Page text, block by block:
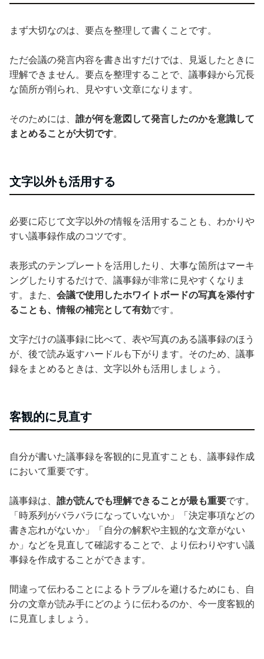
まず大切なのは、要点を整理して書くことです。
ただ会議の発言内容を書き出すだけでは、見返したときに
理解できません。要点を整理することで、議事録から冗長
な箇所が削られ、見やすい文章になります。
そのためには、 誰が何を意図して発言したのかを意識して
まとめることが大切です。
文字以外も活用する
必要に応じて文字以外の情報を活用することも、わかりや
すい議事録作成のコツです。
表形式のテンプレートを活用したり、大事な箇所はマーキ
ングしたりするだけで、議事録が非常に見やすくなりま
す。また、 会議で使用したホワイトボードの写真を添付す
ることも、情報の補完として有効です。
文字だけの議事録に比べて、表や写真のある議事録のほう
が、後で読み返すハードルも下がります。そのため、議事
録をまとめるときは、文字以外も活用しましょう。
客観的に見直す
自分が書いた議事録を客観的に見直すことも、議事録作成
において重要です。
議事録は、 誰が読んでも理解できることが最も重要です。
「時系列がバラバラになっていないか」「決定事項などの
書き忘れがないか」「自分の解釈や主観的な文章がない
か」などを見直して確認することで、より伝わりやすい議
事録を作成することができます。
間違って伝わることによるトラブルを避けるためにも、自
分の文章が読み手にどのように伝わるのか、今一度客観的
に見直しましょう。